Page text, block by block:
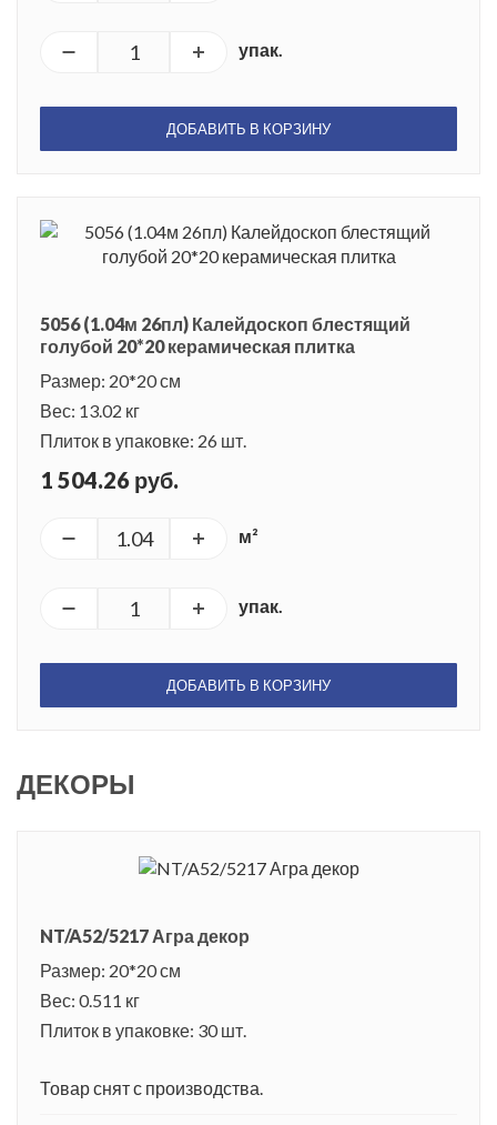
упак.
ДОБАВИТЬ В КОРЗИНУ
5056 (1.04м 26пл) Калейдоскоп блестящий
голубой 20*20 керамическая плитка
Размер: 20*20 см
Вес: 13.02 кг
Плиток в упаковке: 26 шт.
1 504.26 руб.
м²
упак.
ДОБАВИТЬ В КОРЗИНУ
ДЕКОРЫ
NT/A52/5217 Агра декор
Размер: 20*20 см
Вес: 0.511 кг
Плиток в упаковке: 30 шт.
Товар снят с производства.